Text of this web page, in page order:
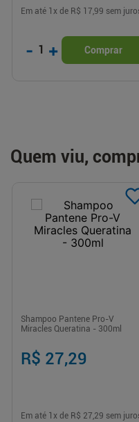
Em até 1 x de R$ 17,99 sem
- 1 + Comprar
Quem viu,
Shampoo Pantene Pro-V
Miracles Queratina - 300ml
R$ 27,29
Em até 1 x de R$ 27,29 sem